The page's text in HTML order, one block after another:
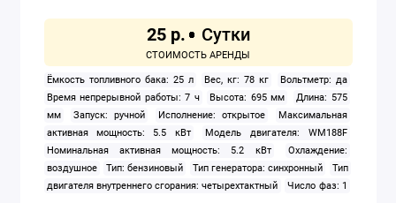
25 р.
Ёмкость топливного бака: 25 л Вес, кг: 78 кг
Вольтметр: да
Время непрерывной работы: 7 ч
Высота: 695 мм
Длина: 575
мм
Запуск: ручной Исполнение: открытое
Максимальная
активная мощность: 5.5 кВт
Модель двигателя: WM188F
Номинальная активная мощность: 5.2 кВт
Охлаждение:
воздушное
Тип: бензиновый Тип генератора: синхронный
Тип
двигателя внутреннего сгорания: четырехтактный
Число фаз: 1